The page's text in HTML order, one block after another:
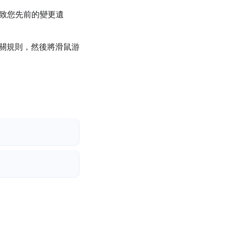
您先前的變更遺
規則，然後將滑鼠游